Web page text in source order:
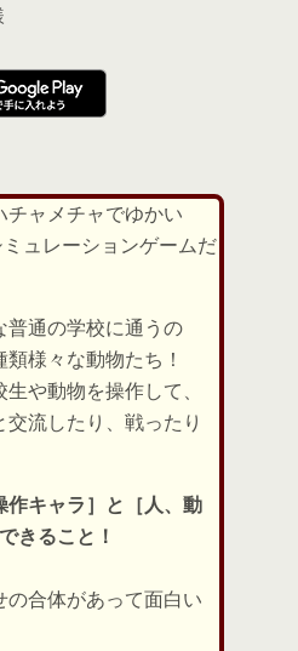
チャメチャでゆかい
ュレーションゲームだ
普通の学校に通うの
様々な動物たち！
や動物を操作して、
流したり、戦ったり
作キャラ］と［人、動
きること！
の合体があって面白い